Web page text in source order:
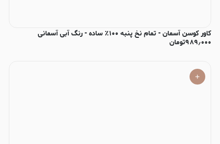
کاور کوسن آسمان - تمام نخ پنبه ۱۰۰٪ ساده - رنگ آبی آسمانی
۹۸۹٫۰۰۰تومان